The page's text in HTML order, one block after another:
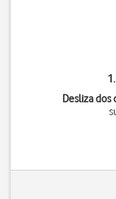
Desliza dos